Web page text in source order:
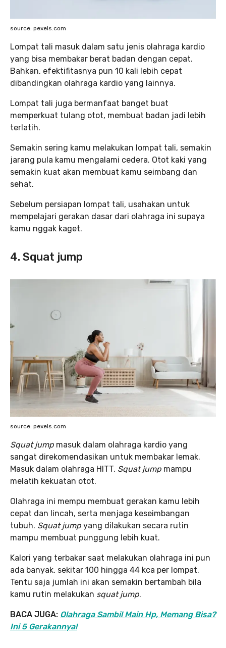
source: pexels.com
Lompat tali masuk dalam satu jenis olahraga kardio
yang bisa membakar berat badan dengan cepat.
Bahkan, efektifitasnya pun 10 kali lebih cepat
dibandingkan olahraga kardio yang lainnya.
Lompat tali juga bermanfaat banget buat
memperkuat tulang otot, membuat badan jadi lebih
terlatih.
Semakin sering kamu melakukan lompat tali, semakin
jarang pula kamu mengalami cedera. Otot kaki yang
semakin kuat akan membuat kamu seimbang dan
sehat.
Sebelum persiapan lompat tali, usahakan untuk
mempelajari gerakan dasar dari olahraga ini supaya
kamu nggak kaget.
4. Squat jump
source: pexels.com
Squat jump masuk dalam olahraga kardio yang
sangat direkomendasikan untuk membakar lemak.
Masuk dalam olahraga HITT, Squat jump mampu
melatih kekuatan otot.
Olahraga ini mempu membuat gerakan kamu lebih
cepat dan lincah, serta menjaga keseimbangan
tubuh. Squat jump yang dilakukan secara rutin
mampu membuat punggung lebih kuat.
Kalori yang terbakar saat melakukan olahraga ini pun
ada banyak, sekitar 100 hingga 44 kca per lompat.
Tentu saja jumlah ini akan semakin bertambah bila
kamu rutin melakukan squat jump.
BACA JUGA: Olahraga Sambil Main Hp, Memang Bisa?
Ini 5 Gerakannya!